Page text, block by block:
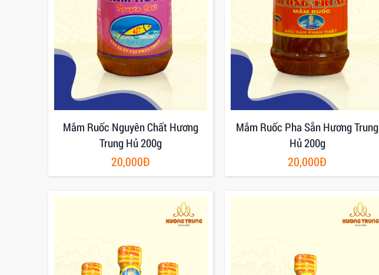
Mắm Ruốc Nguyên Chất Hương
Trung Hủ 200g
20,000Đ
Mắm Ruốc Pha Sẵn Hương Trung
Hủ 200g
20,000Đ